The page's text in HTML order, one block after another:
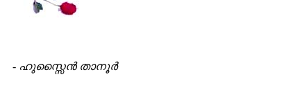
- ഹുസ്സൈന്‍ താനൂര്‍